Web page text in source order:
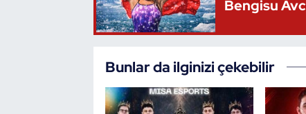
Bengisu
Bunlar da ilginizi çekebilir
Wushu Kungfu